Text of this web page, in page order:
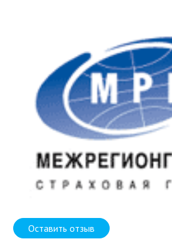
Оставить отзыв